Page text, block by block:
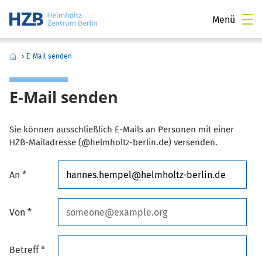
Menü
› E-Mail senden
E-Mail senden
Sie können ausschließlich E-Mails an Personen mit einer
HZB-Mailadresse (@helmholtz-berlin.de) versenden.
An *
Von *
Betreff *